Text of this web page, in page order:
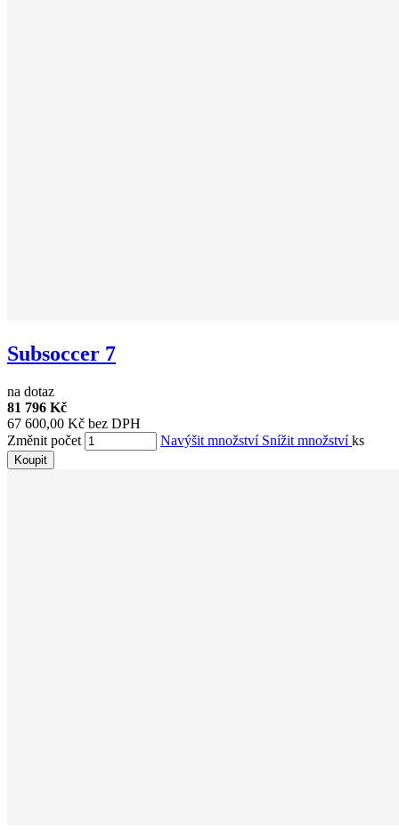
Subsoccer 7
na dotaz
81 796 Kč
67 600,00 Kč bez DPH
Změnit počet
Navýšit množství Snížit množstvíks
Koupit